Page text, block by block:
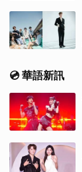
💿 華語新訊